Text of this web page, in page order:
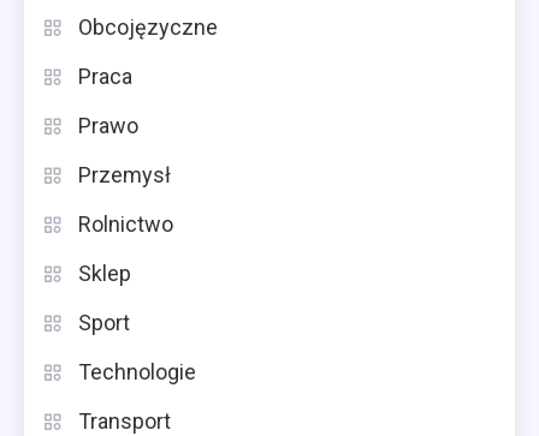
Obcojęzyczne
Praca
Prawo
Przemysł
Rolnictwo
Sklep
Sport
Technologie
Transport